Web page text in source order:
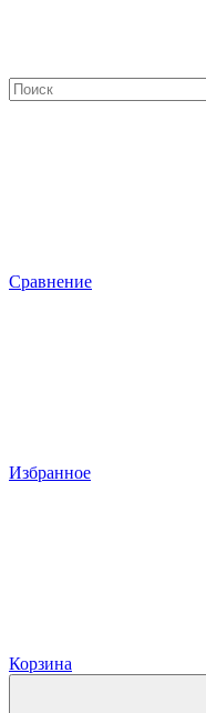
Сравнение
Избранное
Корзина